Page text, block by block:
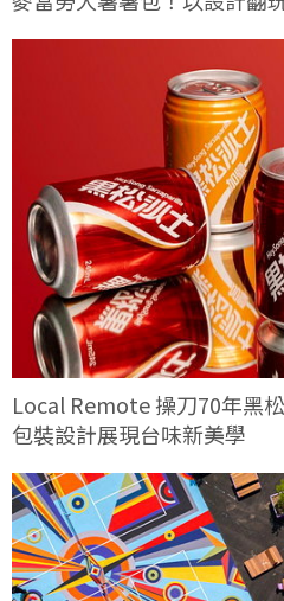
Local Remote 操刀70年黑
包裝設計展現台味新美學